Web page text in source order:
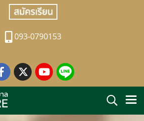
093-0790153